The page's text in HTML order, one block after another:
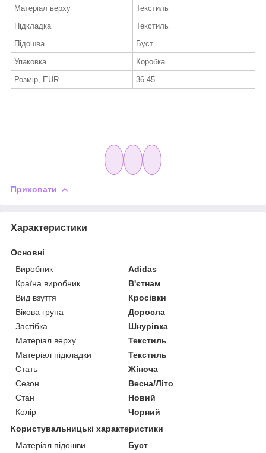
Матеріал верху
Текстиль
Підкладка
Текстиль
Підошва
Буст
Упаковка
Коробка
Розмір, EUR
36-45
Приховати
Характеристики
Основні
Виробник
Adidas
Країна виробник
В'єтнам
Вид взуття
Кросівки
Вікова група
Доросла
Застібка
Шнурівка
Матеріал верху
Текстиль
Матеріал підкладки
Текстиль
Стать
Жіноча
Сезон
Весна/Літо
Стан
Новий
Колір
Чорний
Користувальницькі характеристики
Матеріал підошви
Буст